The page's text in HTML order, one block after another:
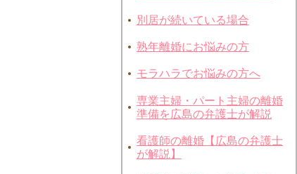
別居が続いている場合
熟年離婚にお悩みの方
モラハラでお悩みの方へ
専業主婦・パート主婦の離婚
準備を広島の弁護士が解説
看護師の離婚【広島の弁護士
が解説】